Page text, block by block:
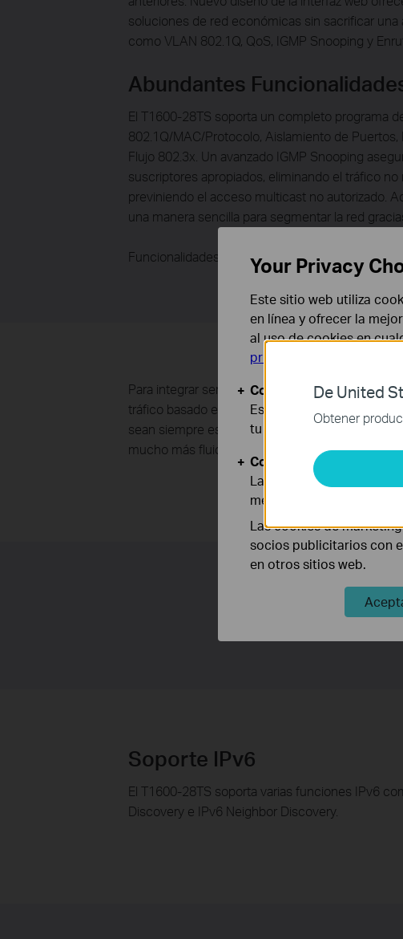
soluciones de red económicas sin sacrificar
como VLAN 802.1Q, QoS, IGMP Snooping y
Abundantes
El T1600-28TS soporta un completo programa
802.1Q/MAC/Protocolo, Aislamiento de Puertos,
Flujo 802.3x. Un avanzado IGMP Snooping
suscriptores apropiados, eliminando el tráfico
previniendo el acceso multicast no autorizado.
una manera sencilla para segmentar la red
Funcionalidades QoS Avanzadas
Para integrar servicios de voz, datos y video en
tráfico basado en una variedad de opciones
sean siempre estables, fluidos y sin pérdidas.
mucho más fluido de éstas.
Soporte IPv6
El T1600-28TS soporta varias funciones IPv6
Discovery e IPv6 Neighbor Discovery.
De United
Obtener
Your Privacy
Este sitio web utiliza
en línea y ofrecer la
al uso de cookies en
privacidad
Cookies Básicas
Estas cookies son
tu sistema.
Cookies de Análisis y de
Las cookies de análisis
mejorar y adaptar la
Las cookies de
socios publicitarios con
en otros sitios web.